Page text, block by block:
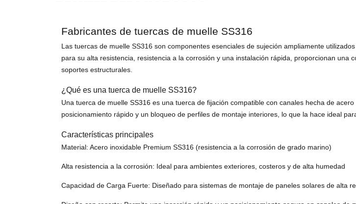
Fabricantes de tuercas de muelle SS316
Las tuercas de muelle SS316 son componentes esenciales de sujeción ampliamente
para su alta resistencia, resistencia a la corrosión y una instalación rápida, proporcionan
soportes estructurales.
¿Qué es una tuerca de muelle SS316?
Una tuerca de muelle SS316 es una tuerca de fijación compatible con canales hecha de
posicionamiento rápido y un bloqueo de perfiles de montaje interiores, lo que la hace ideal
Características principales
Material: Acero inoxidable Premium SS316 (resistencia a la corrosión de grado marino)
Alta resistencia a la corrosión: Ideal para ambientes exteriores, costeros y de alta humedad
Capacidad de Carga Fuerte: Diseñado para sistemas de montaje de paneles solares de alta